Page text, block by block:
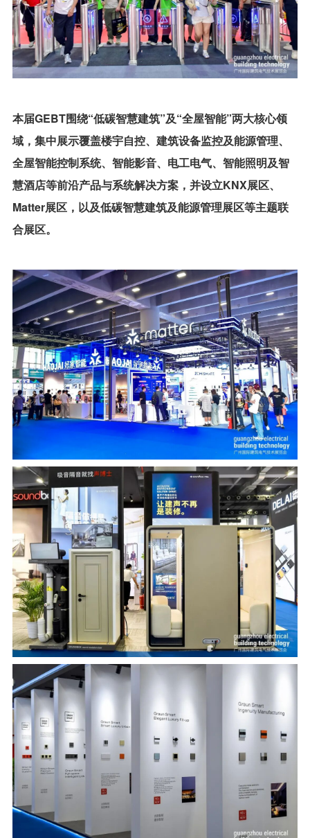
本届GEBT围绕“低碳智慧建筑”及“全屋智能”两大核心领
域，集中展示覆盖楼宇自控、建筑设备监控及能源管理、
全屋智能控制系统、智能影音、电工电气、智能照明及智
慧酒店等前沿产品与系统解决方案，并设立KNX展区、
Matter展区，以及低碳智慧建筑及能源管理展区等主题联
合展区。